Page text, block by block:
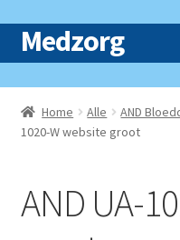
Ga
door
navigatie
Ga
naar
inhoud
Medzorg
Home
Webshop
Home Alle AND
1020-W website groot
AND UA-